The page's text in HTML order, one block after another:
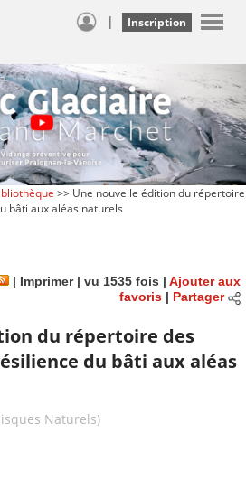
| Inscription
>> Une nouvelle édition du répertoire
bâti aux aléas naturels
| Imprimer| vu 1535 fois | Ajouter aux
favoris| Partager
du répertoire des
du bâti aux aléas
Naturels)